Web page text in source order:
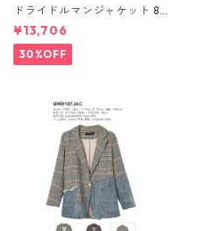
ドライドルマンジャケット 80
268317 dignitecollier
¥13,706
30%OFF